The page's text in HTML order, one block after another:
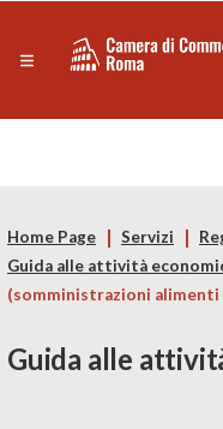
Servizi
Risorse Principali
di
Roma
-
Home Page Servizi
Guida alle attività
(somministrazioni alimenti
Guida alle